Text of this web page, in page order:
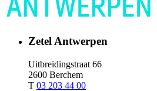
Zetel Antwerpen
Uitbreidingstraat 66
2600 Berchem
T 03 203 44 00